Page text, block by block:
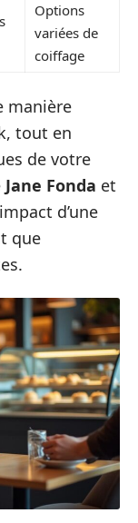
Options
variées de
coiffage
manière
tout en
de votre
Jane Fonda et
d’une
que